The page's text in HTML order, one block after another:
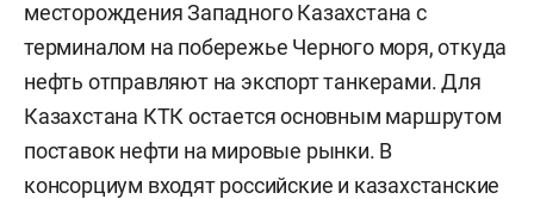
месторождения Западного Казахстана с
терминалом на побережье Черного моря, откуда
нефть отправляют на экспорт танкерами. Для
Казахстана КТК остается основным маршрутом
поставок нефти на мировые рынки. В
консорциум входят российские и казахстанские